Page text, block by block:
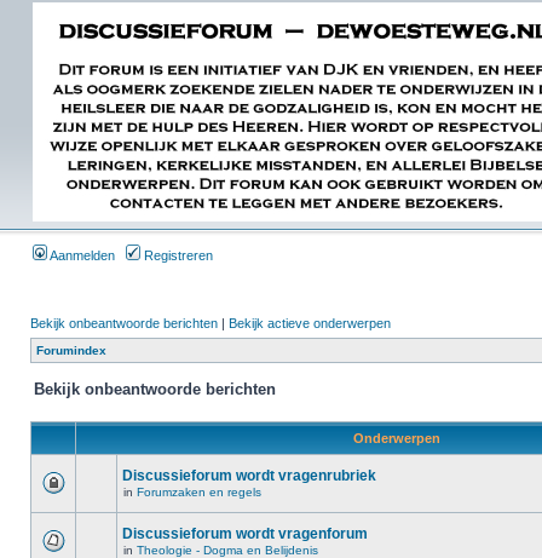
Aanmelden Registreren
Bekijk onbeantwoorde berichten | Bekijk actieve onderwerpen
Forumindex
Bekijk onbeantwoorde berichten
Onderwerpen
Discussieforum wordt vragenrubriek
in Forumzaken en regels
Discussieforum wordt vragenforum
in Theologie - Dogma en Belijdenis